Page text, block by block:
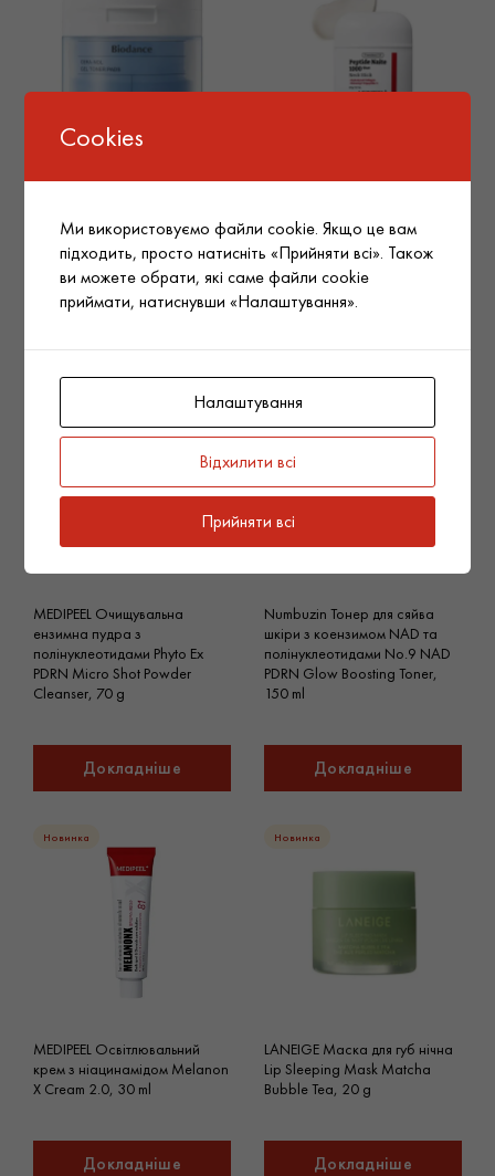
Biodance Тонер-педи з
Toner Pads, 60 шт., 140 g
MEDIPEEL Стік для шиї та
пептидами Premium Peptide
Naite 1000 Shot Neck Stick
2.0, 20 g
MEDIPEEL Очищувальна
ензимна пудра з
полінуклеотидами Phyto Ex
PDRN Micro Shot Powder
Cleanser, 70 g
Докладніше
Новинка
Numbuzin Тонер для сяйва
шкіри з коензимом NAD та
полінуклеотидами No.9 NAD
PDRN Glow Boosting Toner,
150 ml
Докладніше
Новинка
MEDIPEEL Освітлювальний
крем з ніацинамідом Melanon
X Cream 2.0, 30 ml
Докладніше
Новинка
LANEIGE Маска для губ нічна
Lip Sleeping Mask Matcha
Bubble Tea, 20 g
Докладніше
Cookies
Ми використовуємо файли cookie. Якщо це вам
підходить, просто натисніть «Прийняти всі». Також
ви можете обрати, які саме файли cookie
приймати, натиснувши «Налаштування».
Налаштування
Відхилити всі
Прийняти всі